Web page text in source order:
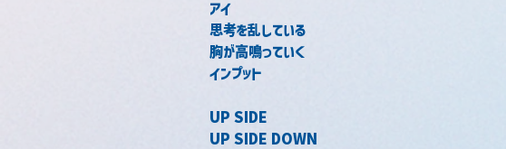
アイ
思考を乱している
胸が高鳴っていく
インプット
UP SIDE
UP SIDE DOWN